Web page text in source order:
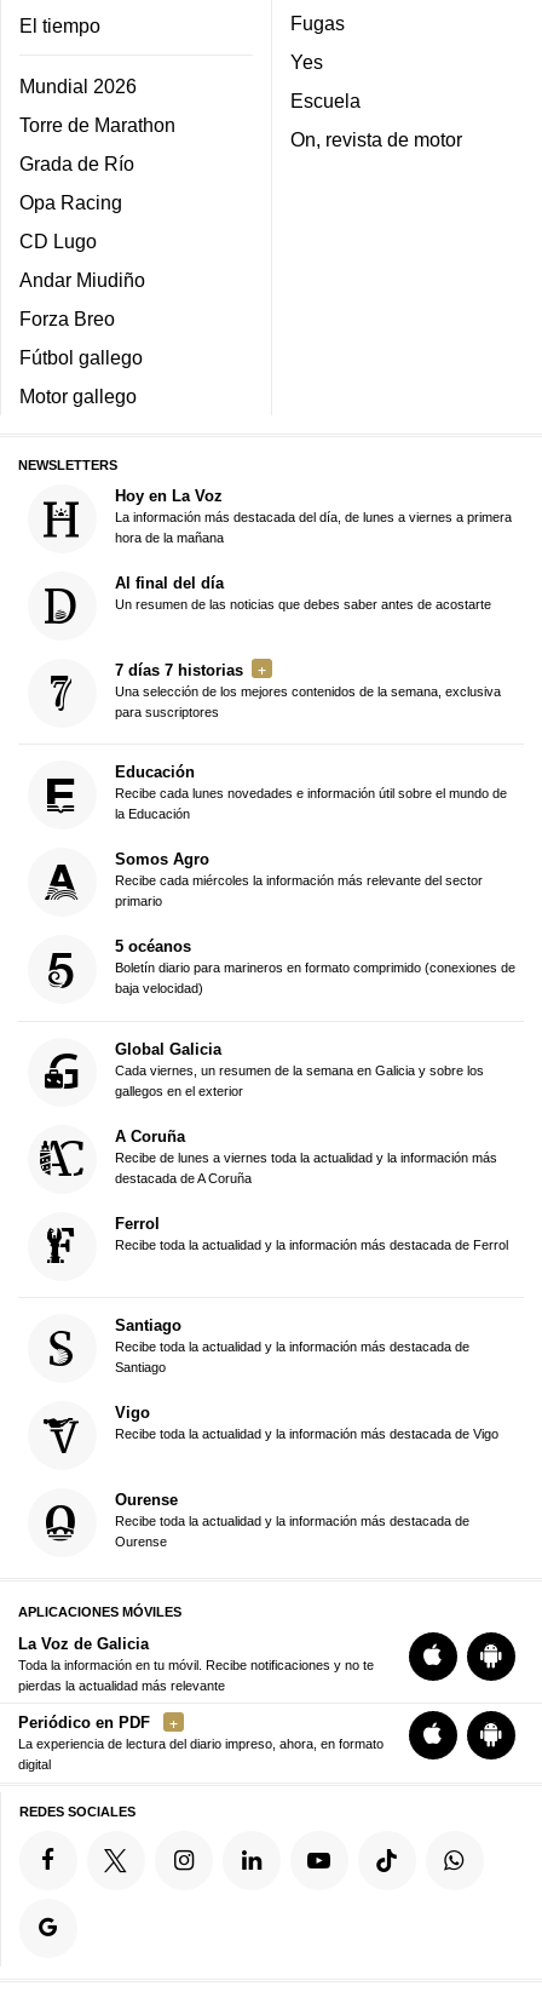
El tiempo
Mundial 2026
Torre de Marathon
Grada de Río
Opa Racing
CD Lugo
Andar Miudiño
Forza Breo
Fútbol gallego
Motor gallego
Fugas
Yes
Escuela
On, revista de motor
NEWSLETTERS
Hoy en La Voz
La información más destacada del día, de lunes a viernes a primera
hora de la mañana
Al final del día
Un resumen de las noticias que debes saber antes de acostarte
7 días 7 historias
Una selección de los mejores contenidos de la semana, exclusiva
para suscriptores
Educación
Recibe cada lunes novedades e información útil sobre el mundo de
la Educación
Somos Agro
Recibe cada miércoles la información más relevante del sector
primario
5 océanos
Boletín diario para marineros en formato comprimido (conexiones de
baja velocidad)
Global Galicia
Cada viernes, un resumen de la semana en Galicia y sobre los
gallegos en el exterior
A Coruña
Recibe de lunes a viernes toda la actualidad y la información más
destacada de A Coruña
Ferrol
Recibe toda la actualidad y la información más destacada de Ferrol
Santiago
Recibe toda la actualidad y la información más destacada de
Santiago
Vigo
Recibe toda la actualidad y la información más destacada de Vigo
Ourense
Recibe toda la actualidad y la información más destacada de
Ourense
APLICACIONES MÓVILES
La Voz de Galicia
Toda la información en tu móvil. Recibe notificaciones y no te
pierdas la actualidad más relevante
Periódico en PDF
La experiencia de lectura del diario impreso, ahora, en formato
digital
REDES SOCIALES